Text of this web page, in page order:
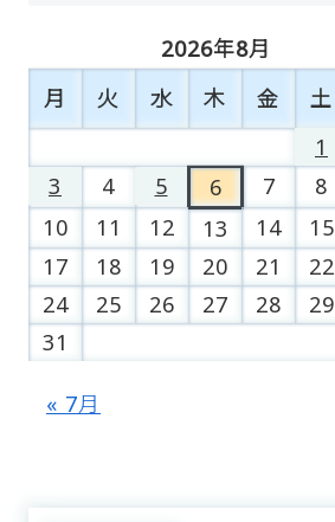
2026年8月
月
火 水 木 金 土
1
3
4 5 6 7 8
10
11 12 13 14 15
17
18 19 20 21 22
24
25 26 27 28 29
31
« 7月